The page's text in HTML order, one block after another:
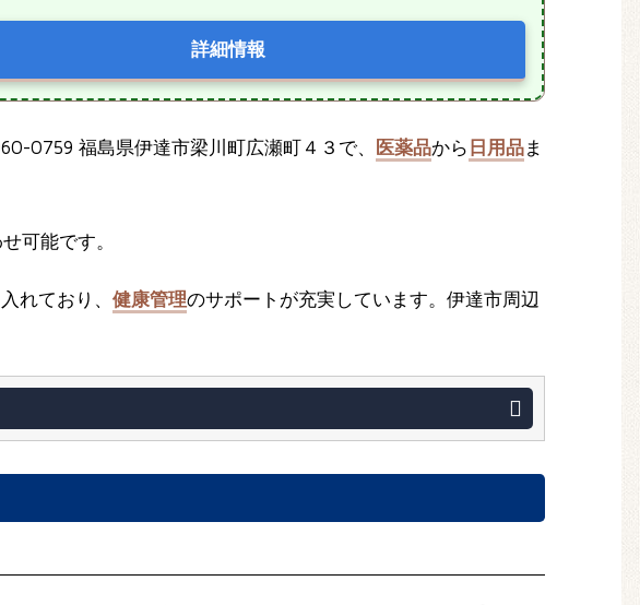
詳細情報
0759 福島県伊達市梁川町広瀬町４３で、 医薬品から 日用品ま
可能です。
れており、 健康管理のサポートが充実しています。伊達市周辺